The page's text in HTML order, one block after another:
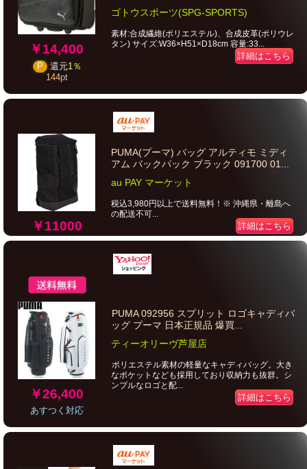
￥14,400
P 還元1％
144pt
ゴトウスポーツ(SPG-SPORTS)
素材:合成繊維(ポリエステル)、合成皮革(ポリウレ
タン) サイズ:W36×H51×D18cm 容量:33...
詳細はこちら
￥11000
PUMA(プーマ) バッグ アルティモ ミディ
アム バックパック ブラック 091700 01...
au PAY マーケット
税込3,980円以上で送料無料！※ 沖縄県・離島へ
の配送不可...
詳細はこちら
￥26,400
あすつく対応
PUMA 092956 スプリット ロゴキャディバ
ッグ プーマ 日本正規品 爆買...
ティーオリーヴ芦屋店
ポリエステル素材の軽量なキャディバッグ。大き
なポケットなども採用しており収納力も抜群。シ
ンプルなロゴと配...
詳細はこちら